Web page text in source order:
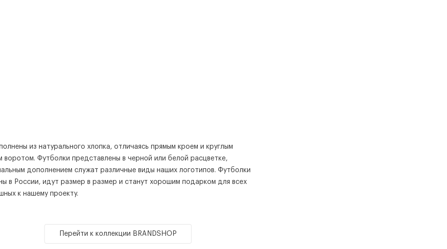
из натурального хлопка, отличаясь прямым кроем и круглым
воротом. Футболки представлены в черной или белой расцветке,
дополнением служат различные виды наших логотипов. Футболки
в России, идут размер в размер и станут хорошим подарком для всех
к нашему проекту.
Перейти к коллекции BRANDSHOP